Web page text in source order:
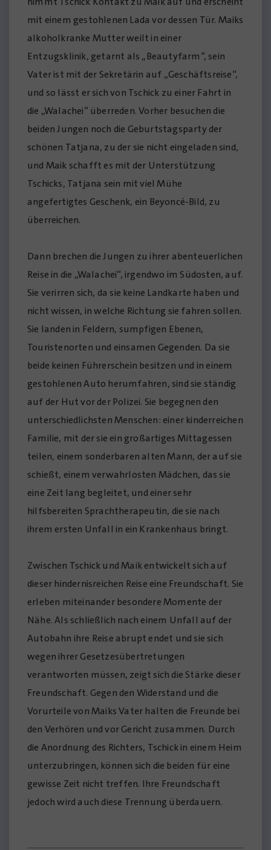
mit einem gestohlenen Lada vor dessen Tür. Maiks
alkoholkranke Mutter weilt in einer
Entzugsklinik, getarnt als „Beautyfarm“, sein
Vater ist mit der Sekretärin auf „Geschäftsreise“,
und so lässt er sich von Tschick zu einer Fahrt in
die „Walachei“ überreden. Vorher besuchen die
beiden Jungen noch die Geburtstagsparty der
schönen Tatjana, zu der sie nicht eingeladen sind,
und Maik schafft es mit der Unterstützung
Tschicks, Tatjana sein mit viel Mühe
angefertigtes Geschenk, ein Beyoncé-Bild, zu
überreichen.
Dann brechen die Jungen zu ihrer abenteuerlichen
Reise in die „Walachei“, irgendwo im Südosten, auf.
Sie verirren sich, da sie keine Landkarte haben und
nicht wissen, in welche Richtung sie fahren sollen.
Sie landen in Feldern, sumpfigen Ebenen,
Touristenorten und einsamen Gegenden. Da sie
beide keinen Führerschein besitzen und in einem
gestohlenen Auto herumfahren, sind sie ständig
auf der Hut vor der Polizei. Sie begegnen den
unterschiedlichsten Menschen: einer kinderreichen
Familie, mit der sie ein großartiges Mittagessen
teilen, einem sonderbaren alten Mann, der auf sie
schießt, einem verwahrlosten Mädchen, das sie
eine Zeit lang begleitet, und einer sehr
hilfsbereiten Sprachtherapeutin, die sie nach
ihrem ersten Unfall in ein Krankenhaus bringt.
Zwischen Tschick und Maik entwickelt sich auf
dieser hindernisreichen Reise eine Freundschaft. Sie
erleben miteinander besondere Momente der
Nähe. Als schließlich nach einem Unfall auf der
Autobahn ihre Reise abrupt endet und sie sich
wegen ihrer Gesetzesübertretungen
verantworten müssen, zeigt sich die Stärke dieser
Freundschaft. Gegen den Widerstand und die
Vorurteile von Maiks Vater halten die Freunde bei
den Verhören und vor Gericht zusammen. Durch
die Anordnung des Richters, Tschick in einem Heim
unterzubringen, können sich die beiden für eine
gewisse Zeit nicht treffen. Ihre Freundschaft
jedoch wird auch diese Trennung überdauern.